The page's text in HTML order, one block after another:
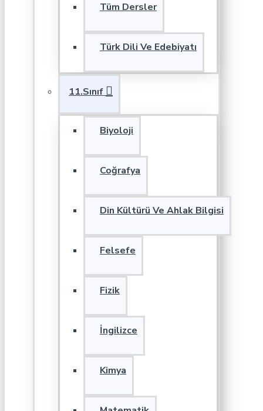
Tüm Dersler
Türk Dili Ve Edebiyatı
11.Sınıf
Biyoloji
Coğrafya
Din Kültürü Ve Ahlak Bilgisi
Felsefe
Fizik
İngilizce
Kimya